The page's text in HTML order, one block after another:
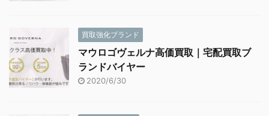
買取強化ブランド
マウロゴヴェルナ高価買取｜宅配買取ブ
ランドバイヤー
2020/6/30